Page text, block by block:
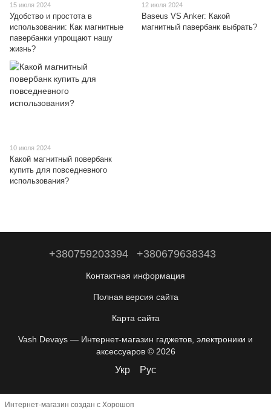
15 июля 2024
Удобство и простота в
использовании: Как магнитные
павербанки упрощают нашу
жизнь?
12 июля 2024
Baseus VS Anker: Какой
магнитный павербанк выбрать?
10 июля 2024
Какой магнитный повербанк
купить для повседневного
использования?
+380759203394 +380679638343
Контактная информация
Полная версия сайта
Карта сайта
Vash Devays — Интернет-магазин гаджетов, электроники и
аксессуаров © 2026
Укр Рус
Интернет-магазин создан с Хорошоп